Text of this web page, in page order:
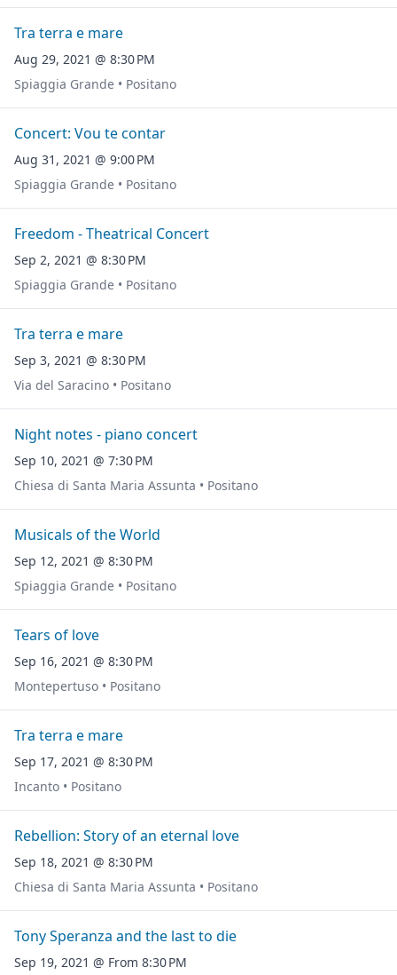
Tra terra e mare
Aug 29, 2021 @ 8:30 PM
Spiaggia Grande • Positano
Concert: Vou te contar
Aug 31, 2021 @ 9:00 PM
Spiaggia Grande • Positano
Freedom - Theatrical Concert
Sep 2, 2021 @ 8:30 PM
Spiaggia Grande • Positano
Tra terra e mare
Sep 3, 2021 @ 8:30 PM
Via del Saracino • Positano
Night notes - piano concert
Sep 10, 2021 @ 7:30 PM
Chiesa di Santa Maria Assunta • Positano
Musicals of the World
Sep 12, 2021 @ 8:30 PM
Spiaggia Grande • Positano
Tears of love
Sep 16, 2021 @ 8:30 PM
Montepertuso • Positano
Tra terra e mare
Sep 17, 2021 @ 8:30 PM
Incanto • Positano
Rebellion: Story of an eternal love
Sep 18, 2021 @ 8:30 PM
Chiesa di Santa Maria Assunta • Positano
Tony Speranza and the last to die
Sep 19, 2021 @ From 8:30 PM